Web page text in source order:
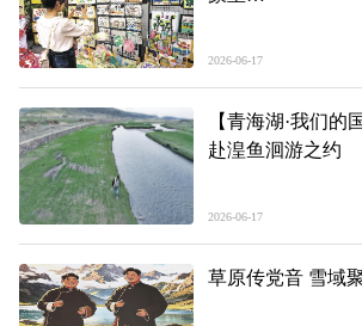
育”课程成果艺术
2026-06-17
【青海湖·我们的
赴湟鱼洄游之约
2026-06-17
草原传党音 雪域